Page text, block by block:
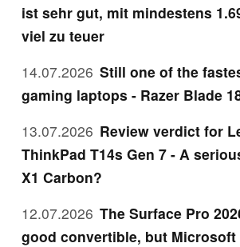
ist sehr gut, mit mindestens
viel zu teuer
14.07.2026 Still one of the
gaming laptops - Razer Blade
13.07.2026 Review verdict for
ThinkPad T14s Gen 7 - A
X1 Carbon?
12.07.2026 The Surface Pro
good convertible, but